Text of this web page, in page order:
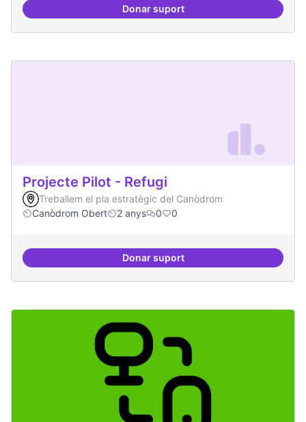
Donar suportProcés participatiu
Projecte Pilot - Refugi
Treballem el pla estratègic del Canòdrom
Canòdrom Obert
2 anys 0 0
Donar suportProjecte Pilot - Refugi